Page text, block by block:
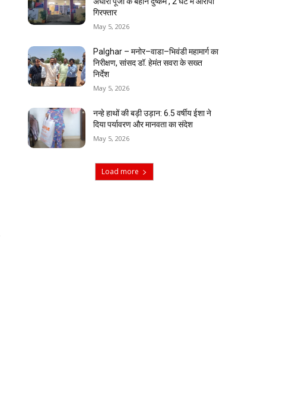
गिरफ्तार
May 5, 2026
Palghar – मनोर–वाडा–भिवंडी महामार्ग का
निरीक्षण, सांसद डॉ. हेमंत सवरा के सख्त
निर्देश
May 5, 2026
नन्हे हाथों की बड़ी उड़ान: 6.5 वर्षीय ईशा ने
दिया पर्यावरण और मानवता का संदेश
May 5, 2026
Load more